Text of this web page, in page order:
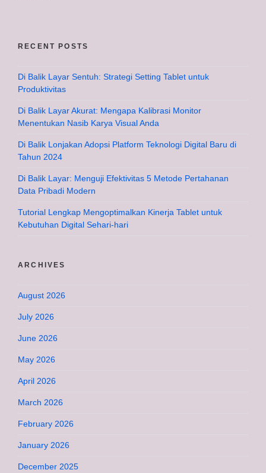
RECENT POSTS
Di Balik Layar Sentuh: Strategi Setting Tablet untuk
Produktivitas
Di Balik Layar Akurat: Mengapa Kalibrasi Monitor
Menentukan Nasib Karya Visual Anda
Di Balik Lonjakan Adopsi Platform Teknologi Digital Baru di
Tahun 2024
Di Balik Layar: Menguji Efektivitas 5 Metode Pertahanan
Data Pribadi Modern
Tutorial Lengkap Mengoptimalkan Kinerja Tablet untuk
Kebutuhan Digital Sehari-hari
ARCHIVES
August 2026
July 2026
June 2026
May 2026
April 2026
March 2026
February 2026
January 2026
December 2025